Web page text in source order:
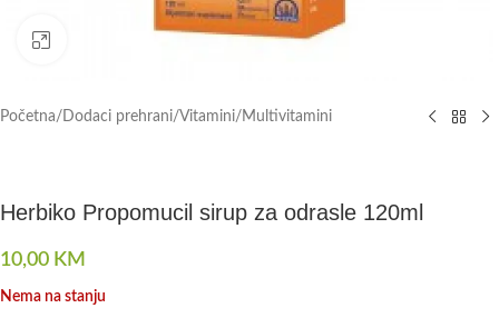
Početna/ Dodaci prehrani/Vitamini/ Multivitamini
Herbiko Propomucil sirup za odrasle 120ml
10,00 KM
Nema na stanju